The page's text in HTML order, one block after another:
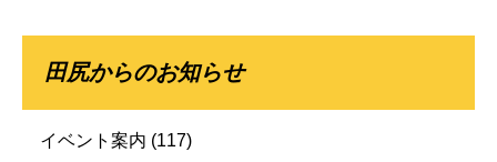
田尻からのお知らせ
イベント案内 (117)